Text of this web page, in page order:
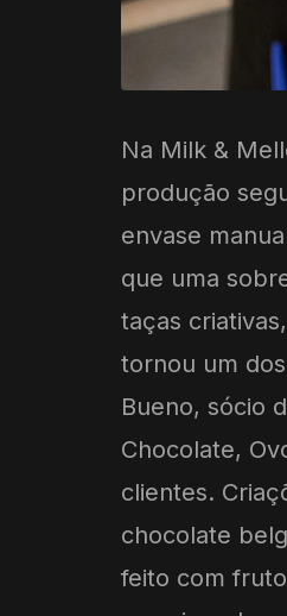
Na Milk &
produção
envase
que uma
taças
tornou um
Bueno, sócio
Chocolate,
clientes.
chocolate
feito com